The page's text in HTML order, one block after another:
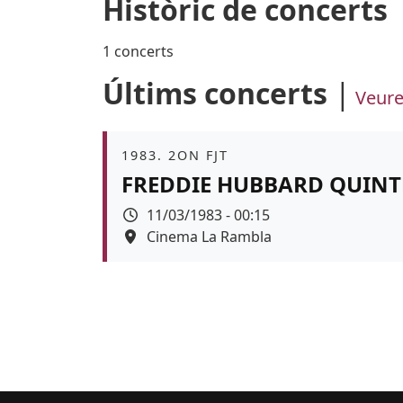
Històric de concerts
1 concerts
Últims concerts
Àmbit
1983. 2ON FJT
FREDDIE HUBBARD
Data
11/03/1983 - 00:15
Espai
Cinema La Rambla